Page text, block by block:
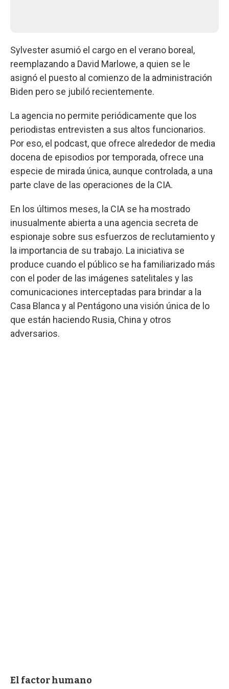
Sylvester asumió el cargo en el verano boreal,
reemplazando a David Marlowe, a quien se le
asignó el puesto al comienzo de la administración
Biden pero se jubiló recientemente.
La agencia no permite periódicamente que los
periodistas entrevisten a sus altos funcionarios.
Por eso, el podcast, que ofrece alrededor de media
docena de episodios por temporada, ofrece una
especie de mirada única, aunque controlada, a una
parte clave de las operaciones de la CIA.
En los últimos meses, la CIA se ha mostrado
inusualmente abierta a una agencia secreta de
espionaje sobre sus esfuerzos de reclutamiento y
la importancia de su trabajo. La iniciativa se
produce cuando el público se ha familiarizado más
con el poder de las imágenes satelitales y las
comunicaciones interceptadas para brindar a la
Casa Blanca y al Pentágono una visión única de lo
que están haciendo Rusia, China y otros
adversarios.
El factor humano